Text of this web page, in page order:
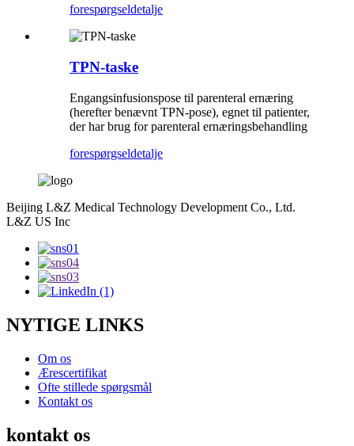
forespørgseldetalje
TPN-taske
Engangsinfusionspose til parenteral ernæring
(herefter benævnt TPN-pose), egnet til patienter,
der har brug for parenteral ernæringsbehandling
forespørgseldetalje
Beijing L&Z Medical Technology Development Co., Ltd.
L&Z US Inc
NYTIGE LINKS
Om os
Ærescertifikat
Ofte stillede spørgsmål
Kontakt os
kontakt os